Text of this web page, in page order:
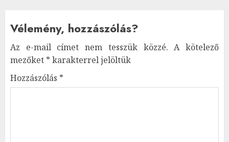
Vélemény, hozzászólás?
Az e-mail címet nem tesszük közzé. A kötelező
mezőket * karakterrel jelöltük
Hozzászólás *